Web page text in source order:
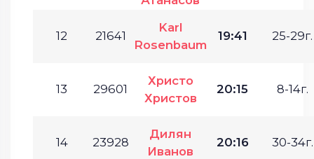
12 21641
Karl
Rosenbaum
19:41 25-29г.
13 29601
Христо
Христов
20:15 8-14г.
14 23928
Дилян
Иванов
20:16 30-34г.